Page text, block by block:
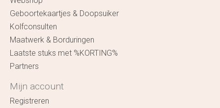
Geboortekaartjes & Doopsuiker
Kolfconsulten
Maatwerk & Borduringen
Laatste stuks met %KORTING%
Partners
Mijn account
Registreren